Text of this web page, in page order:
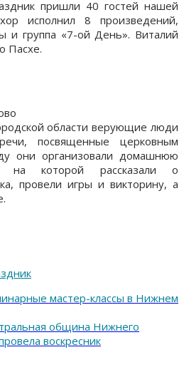
пришли 40 гостей нашей
исполнил 8 произведений,
и группа «7-ой День». Виталий
Пасхе.
области верующие люди
посвященные церковным
они организовали домашнюю
на которой рассказали о
провели игры и викторину, а
мастер-классы в Нижнем
община Нижнего
воскресник